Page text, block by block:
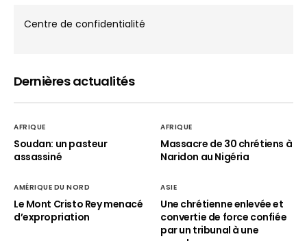
Centre de confidentialité
Dernières actualités
AFRIQUE
Soudan: un pasteur
assassiné
AFRIQUE
Massacre de 30 chrétiens à
Naridon au Nigéria
AMÉRIQUE DU NORD
Le Mont Cristo Rey menacé
d’expropriation
ASIE
Une chrétienne enlevée et
convertie de force confiée
par un tribunal à une